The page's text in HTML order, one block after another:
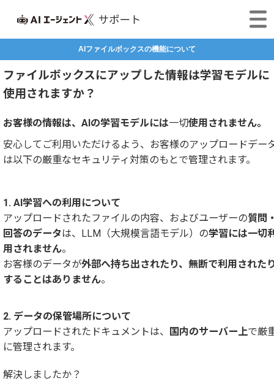
AIファイルボックスの機能について
ファイルボックスにアップした情報は学習モデルに
使用されますか？
お客様の情報は、AIの学習モデルには一切使用されません。
安心してご利用いただけるよう、お客様のアップロードデー
は以下の厳重なセキュリティ対策のもとで管理されます。
1. AI学習への利用について
アップロードされたファイルの内容、およびユーザーの質問
回答のデータは、LLM（大規模言語モデル）の学習には一切
用されません。
お客様のデータが外部へ持ち出されたり、無断で利用された
することはありません。
2. データの保管場所について
アップロードされたドキュメントは、
国内のサーバー上で厳
に管理されます。
解決しましたか？